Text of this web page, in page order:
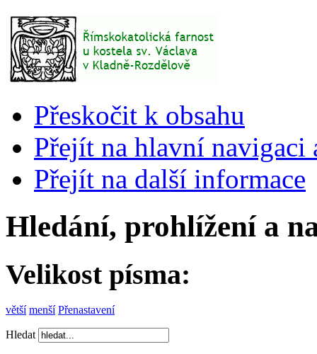
Přeskočit k obsahu
Přejít na hlavní navigaci
Přejít na další informace
Hledání, prohlížení a
Velikost písma:
větší menší Přenastavení
Hledat